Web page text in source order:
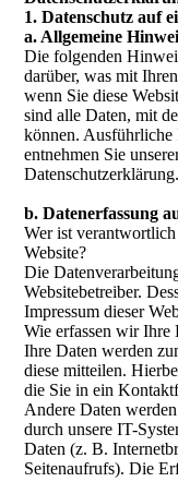
1. Datenschutz auf
a. Allgemeine
Die folgenden
darüber, was mit
wenn Sie diese
sind alle Daten, mit
können. Ausführliche
entnehmen Sie
Datenschutzerklärung.
b. Datenerfassung
Wer ist
Website?
Die
Websitebetreiber.
Impressum dieser
Wie erfassen wir Ihre
Ihre Daten werden
diese mitteilen.
die Sie in ein
Andere Daten
durch unsere IT-
Daten (z. B.
Seitenaufrufs). Die